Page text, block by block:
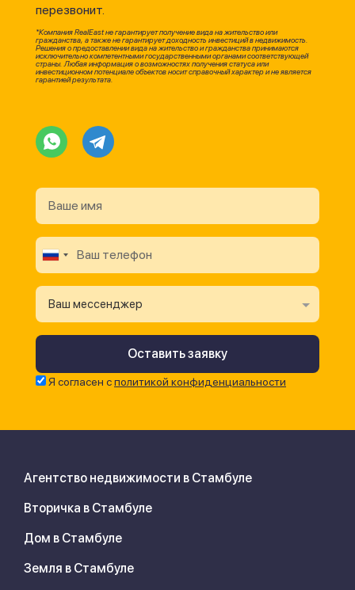
перезвонит.
*Компания RealEast не гарантирует получение вида на жительство или
гражданства, а также не гарантирует доходность инвестиций в недвижимость.
Решения о предоставлении вида на жительство и гражданства принимаются
исключительно компетентными государственными органами соответствующей
страны. Любая информация о возможностях получения статуса или
инвестиционном потенциале объектов носит справочный характер и не является
гарантией результата.
Ваш мессенджер
Я согласен сполитикой конфиденциальности
Агентство недвижимости в Стамбуле
Вторичка в Стамбуле
Дом в Стамбуле
Земля в Стамбуле